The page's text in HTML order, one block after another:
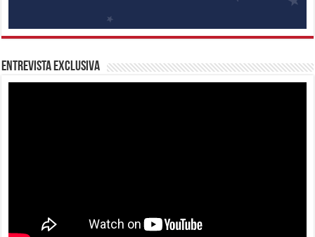
Entrevista Exclusiva